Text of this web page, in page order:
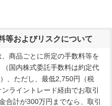
等およびリスクについて
商品ごとに所定の手数料等を
国内株式委託手数料は約定代
、ただし、最低2,750円（税
ライントレード経由でお取引
合計が300万円までなら、取引